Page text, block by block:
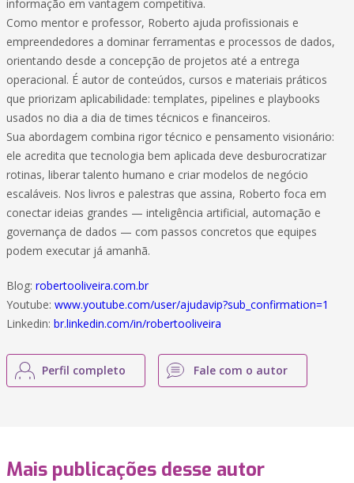
informação em vantagem competitiva.
Como mentor e professor, Roberto ajuda profissionais e
empreendedores a dominar ferramentas e processos de dados,
orientando desde a concepção de projetos até a entrega
operacional. É autor de conteúdos, cursos e materiais práticos
que priorizam aplicabilidade: templates, pipelines e playbooks
usados no dia a dia de times técnicos e financeiros.
Sua abordagem combina rigor técnico e pensamento visionário:
ele acredita que tecnologia bem aplicada deve desburocratizar
rotinas, liberar talento humano e criar modelos de negócio
escaláveis. Nos livros e palestras que assina, Roberto foca em
conectar ideias grandes — inteligência artificial, automação e
governança de dados — com passos concretos que equipes
podem executar já amanhã.
Blog: robertooliveira.com.br
Youtube: www.youtube.com/user/ajudavip?sub_confirmation=1
Linkedin: br.linkedin.com/in/robertooliveira
Perfil completo Fale com o autor
Mais publicações desse autor